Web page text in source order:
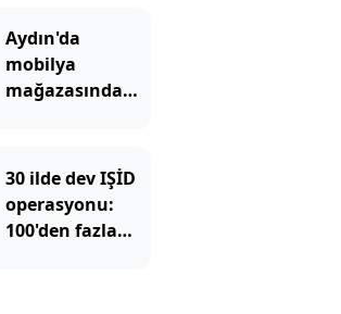
Aydın'da
mobilya
mağazasında
30 ilde dev IŞİD
operasyonu:
100'den fazla